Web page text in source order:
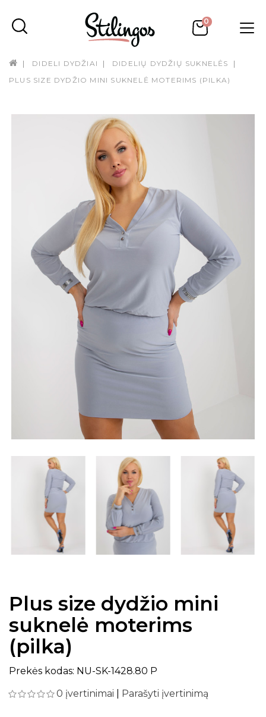
0
DIDELI DYDŽIAI
DIDELIŲ DYDŽIŲ SUKNELĖS
PLUS SIZE DYDŽIO MINI SUKNELĖ MOTERIMS (PILKA)
Plus size dydžio mini
suknelė moterims
(pilka)
Prekės kodas: NU-SK-1428.80 P
0 įvertinimai
Parašyti įvertinimą